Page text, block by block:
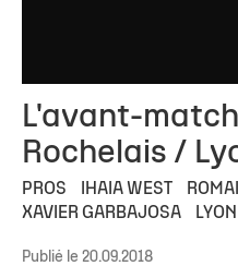
L'avant-
Rochelais /
PROS IHAIA WEST
XAVIER GARBAJOSA
Publié le 20.09.2018